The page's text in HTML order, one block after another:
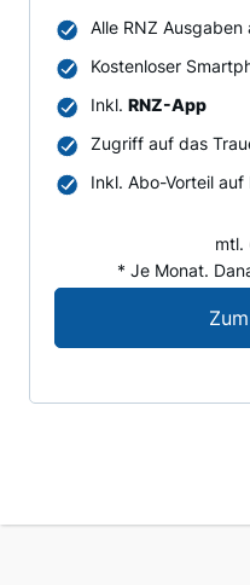
Alle RNZ Ausgaben
Kostenloser
Inkl. RNZ-App
Zugriff auf das
Inkl. Abo-Vorteil
mtl.
* Je Monat.